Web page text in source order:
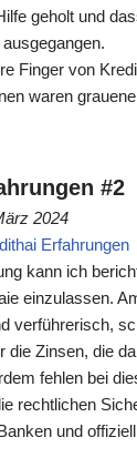
geholt und
Finger von
waren
#2
2024
Erfahrungen
kann ich
einzulassen.
verführerisch,
die Zinsen, die
fehlen bei
rechtlichen
und